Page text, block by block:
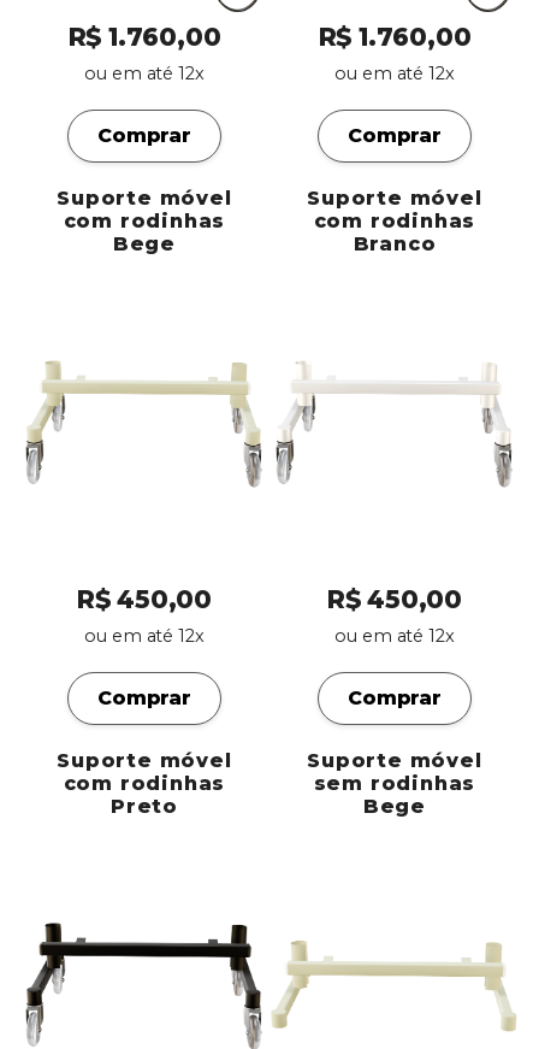
R$ 1.760,00
ou em até 12x
Comprar
R$ 1.760,00
ou em até 12x
Comprar
Suporte móvel
com rodinhas
Bege
R$ 450,00
ou em até 12x
Comprar
Suporte móvel
com rodinhas
Branco
R$ 450,00
ou em até 12x
Comprar
Suporte móvel
com rodinhas
Preto
Suporte móvel
sem rodinhas
Bege